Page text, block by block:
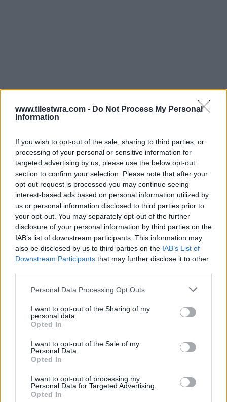
www.tilestwra.com - Do Not Process My Personal
Information
If you wish to opt-out of the sale, sharing to third parties, or
processing of your personal or sensitive information for
targeted advertising by us, please use the below opt-out
section to confirm your selection. Please note that after your
opt-out request is processed you may continue seeing
interest-based ads based on personal information utilized by
us or personal information disclosed to third parties prior to
your opt-out. You may separately opt-out of the further
disclosure of your personal information by third parties on the
IAB’s list of downstream participants. This information may
also be disclosed by us to third parties on the IAB’s List of
Downstream Participants that may further disclose it to other
Personal Data Processing Opt Outs
I want to opt-out of the Sharing of my
personal data.
Opted In
I want to opt-out of the Sale of my
Personal Data.
Opted In
I want to opt-out of processing my
Personal Data for Targeted Advertising.
Opted In
Η Λιλίκα Παντζοπούλου, εκτός από
φωτογράφος και μητέρα του Ματέοείναι κόρη
του βιομηχάνου και ενός από τους
βασικότερους ιδρυτές της «Μίσκο»
Ελευθέριου Μαντζίκα.
Για την ακρίβεια, ο
την εταιρεία το ‘62 και την μετέτρεψε σε
κολοσσό δημιουργώντας ένα μοναδικό
ελληνικό διαχρονικό success story.